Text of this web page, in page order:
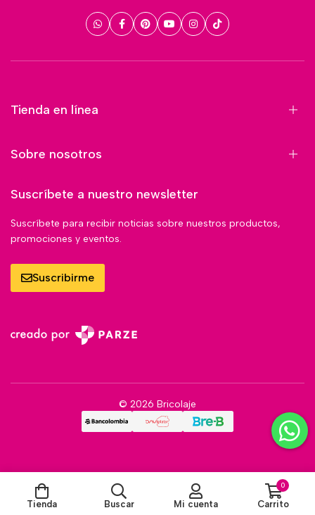
Tienda en línea
Sobre nosotros
Suscríbete a nuestro newsletter
Suscríbete para recibir noticias sobre nuestros productos,
promociones y eventos.
Suscribirme
© 2026 Bricolaje
Tienda Buscar Mi cuenta
0
Carrito